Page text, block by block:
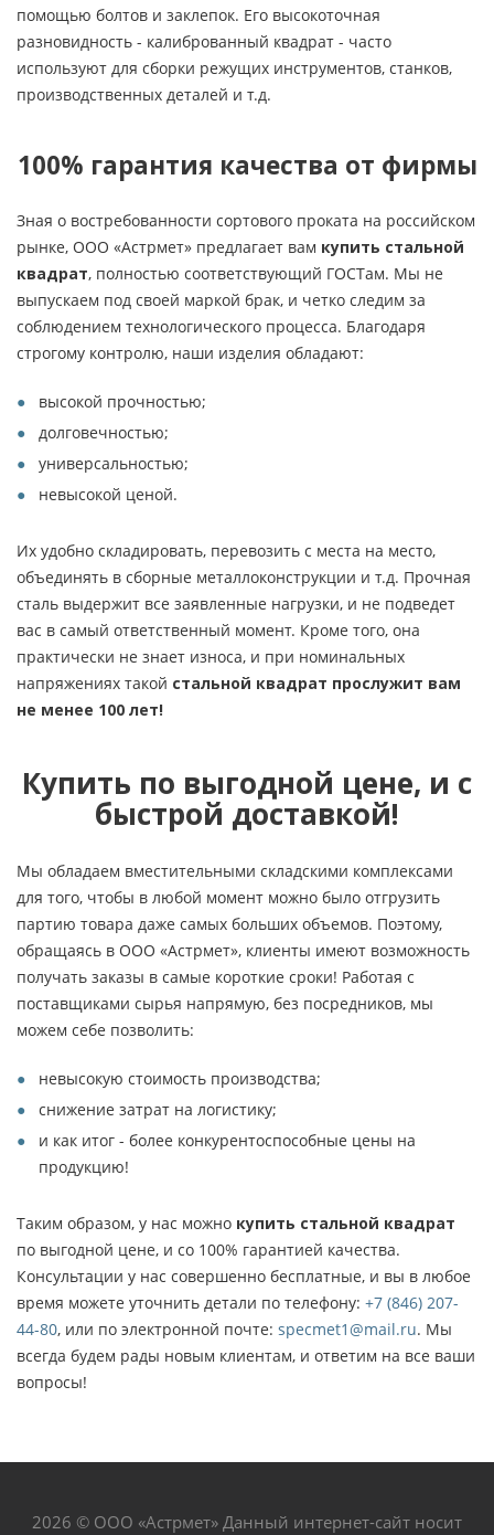
помощью болтов и заклепок. Его высокоточная
разновидность - калиброванный квадрат - часто
используют для сборки режущих инструментов, станков,
производственных деталей и т.д.
100% гарантия качества от фирмы
Зная о востребованности сортового проката на российском
рынке, ООО «Астрмет» предлагает вам купить стальной
квадрат, полностью соответствующий ГОСТам. Мы не
выпускаем под своей маркой брак, и четко следим за
соблюдением технологического процесса. Благодаря
строгому контролю, наши изделия обладают:
высокой прочностью;
долговечностью;
универсальностью;
невысокой ценой.
Их удобно складировать, перевозить с места на место,
объединять в сборные металлоконструкции и т.д. Прочная
сталь выдержит все заявленные нагрузки, и не подведет
вас в самый ответственный момент. Кроме того, она
практически не знает износа, и при номинальных
напряжениях такой стальной квадрат прослужит вам
не менее 100 лет!
Купить по выгодной цене, и с
быстрой доставкой!
Мы обладаем вместительными складскими комплексами
для того, чтобы в любой момент можно было отгрузить
партию товара даже самых больших объемов. Поэтому,
обращаясь в ООО «Астрмет», клиенты имеют возможность
получать заказы в самые короткие сроки! Работая с
поставщиками сырья напрямую, без посредников, мы
можем себе позволить:
невысокую стоимость производства;
снижение затрат на логистику;
и как итог - более конкурентоспособные цены на
продукцию!
Таким образом, у нас можно купить стальной квадрат
по выгодной цене, и со 100% гарантией качества.
Консультации у нас совершенно бесплатные, и вы в любое
время можете уточнить детали по телефону: +7 (846) 207-
44-80, или по электронной почте: specmet1@mail.ru. Мы
всегда будем рады новым клиентам, и ответим на все ваши
вопросы!
2026 © ООО «Астрмет» Данный интернет-сайт носит